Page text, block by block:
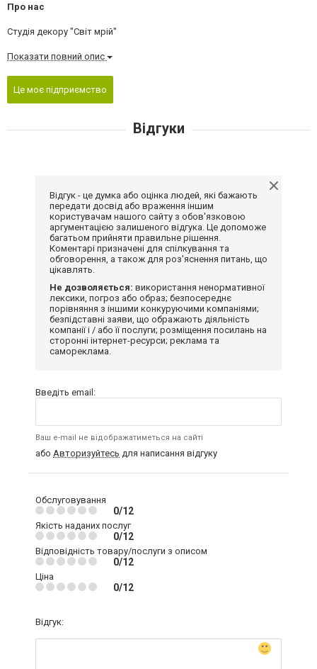
Про нас
Студія декору "Світ мрій"
Показати повний опис
Це моє підприємство
Відгуки
Відгук - це думка або оцінка людей, які бажають
передати досвід або враження іншим
користувачам нашого сайту з обов'язковою
аргументацією залишеного відгука. Це допоможе
багатьом прийняти правильне рішення.
Коментарі призначені для спілкування та
обговорення, а також для роз'яснення питань, що
цікавлять.
Не дозволяється: використання ненормативної
лексики, погроз або образ; безпосереднє
порівняння з іншими конкуруючими компаніями;
безпідставні заяви, що ображають діяльність
компанії і / або її послуги; розміщення посилань на
сторонні інтернет-ресурси; реклама та
самореклама.
Введіть email:
Ваш e-mail не відображатиметься на сайті
або Авторизуйтесь для написання відгуку
Обслуговування
0/12
Якість наданих послуг
0/12
Відповідність товару/послуги з описом
0/12
Ціна
0/12
Відгук: